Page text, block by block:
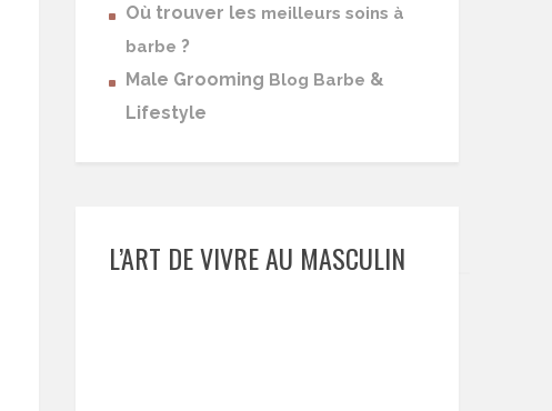
Où trouver les meilleurs soins à
barbe ?
Male Grooming Blog Barbe &
Lifestyle
L’ART DE VIVRE AU MASCULIN